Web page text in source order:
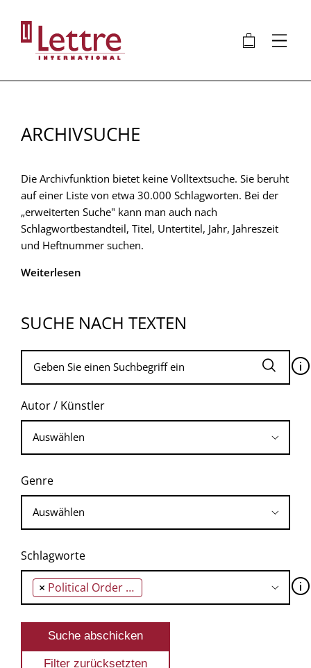
Inhalt
🛍 ⋮
ARCHIVSUCHE
Die Archivfunktion bietet keine Volltextsuche. Sie beruht
auf einer Liste von etwa 30.000 Schlagworten. Bei der
„erweiterten Suche" kann man auch nach
Schlagwortbestandteil, Titel, Untertitel, Jahr, Jahreszeit
und Heftnummer suchen.
Weiterlesen
SUCHE NACH TEXTEN
🛈
Autor / Künstler
Genre
Schlagworte
× Political Order in Changing Societies 🛈